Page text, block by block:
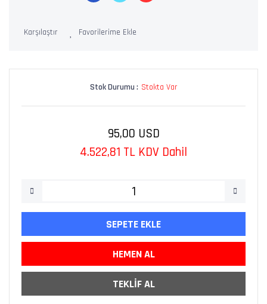
Karşılaştır
Stok Durumu : Stokta Var
95,00 USD
4.522,81 TL KDV Dahil
SEPETE EKLE
HEMEN AL
TEKLİF AL